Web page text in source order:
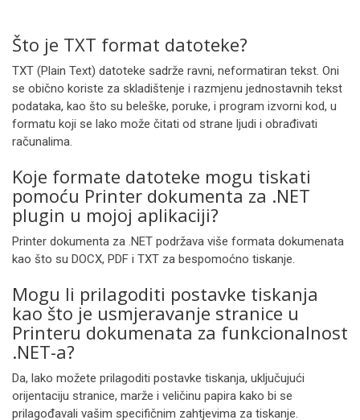
Što je TXT format datoteke?
TXT (Plain Text) datoteke sadrže ravni, neformatiran tekst. Oni
se obično koriste za skladištenje i razmjenu jednostavnih tekst
podataka, kao što su beleške, poruke, i program izvorni kod, u
formatu koji se lako može čitati od strane ljudi i obrađivati
računalima.
Koje formate datoteke mogu tiskati
pomoću Printer dokumenta za .NET
plugin u mojoj aplikaciji?
Printer dokumenta za .NET podržava više formata dokumenata
kao što su DOCX, PDF i TXT za bespomoćno tiskanje.
Mogu li prilagoditi postavke tiskanja
kao što je usmjeravanje stranice u
Printeru dokumenata za funkcionalnost
.NET-a?
Da, lako možete prilagoditi postavke tiskanja, uključujući
orijentaciju stranice, marže i veličinu papira kako bi se
prilagođavali vašim specifičnim zahtjevima za tiskanje.